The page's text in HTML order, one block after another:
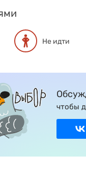
Не идти
чтобы